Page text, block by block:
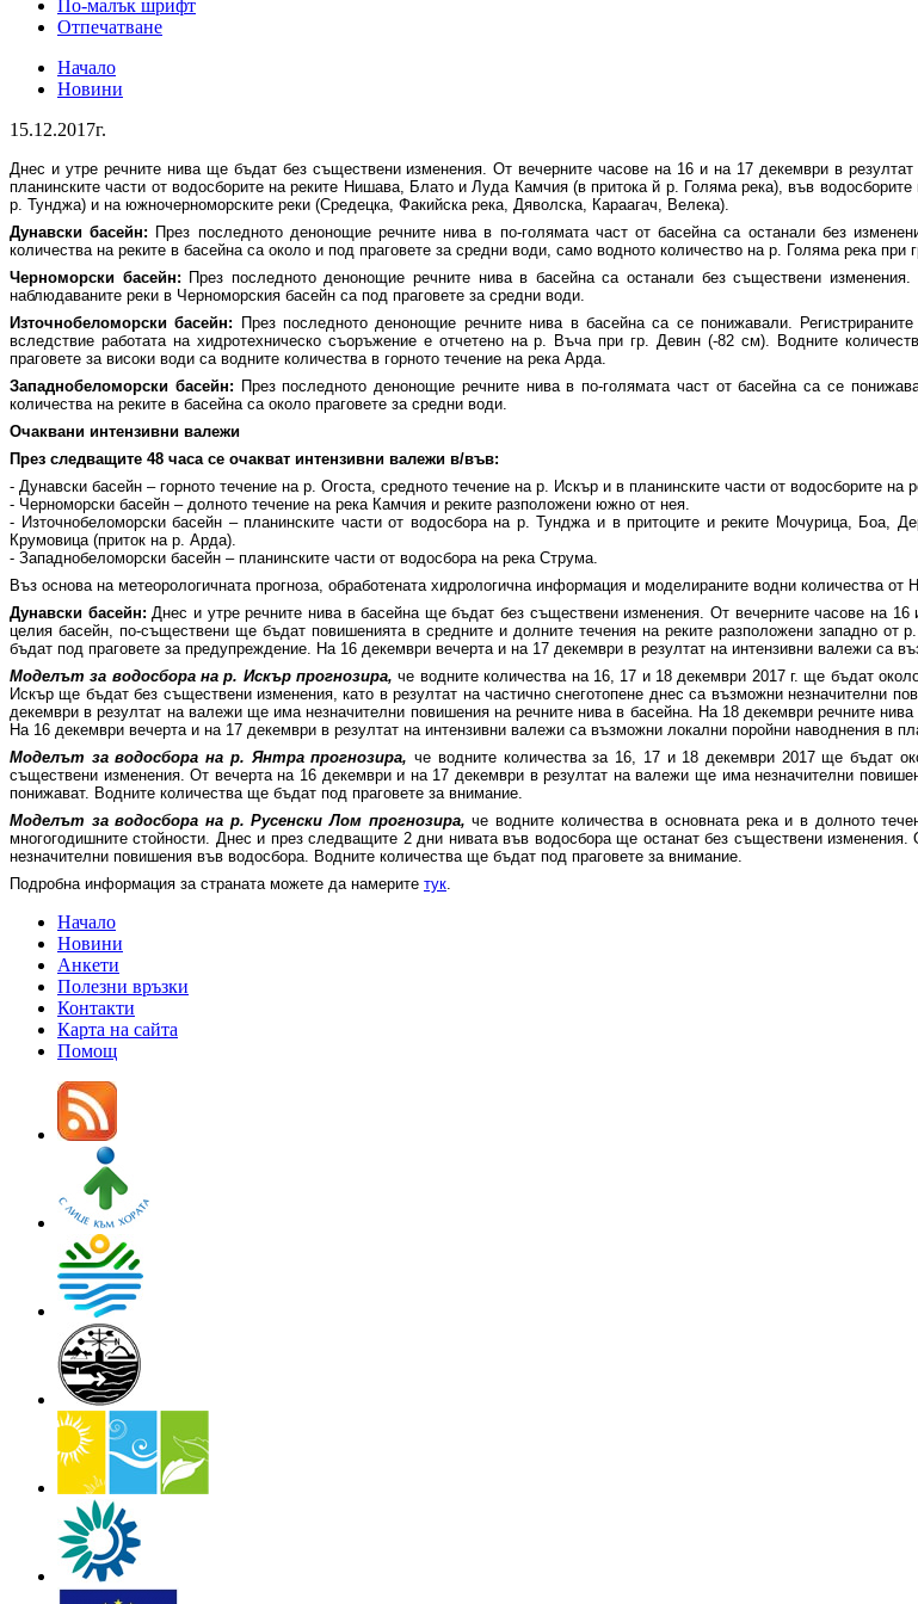
По-малък шрифт
Отпечатване
Начало
Новини
15.12.2017г.
Днес и утре речните нива ще бъдат без съществени изменения. От вечерните часове на 16 и на 17 декември в
планинските части от водосборите на реките Нишава, Блато и Луда Камчия (в притока й р. Голяма река), във
р. Тунджа) и на южночерноморските реки (Средецка, Факийска река, Дяволска, Караагач, Велека).
Дунавски басейн: През последното денонощие речните нива в по-голямата част от басейна са останали без
количества на реките в басейна са около и под праговете за средни води, само водното количество на р. Голяма река при
Черноморски басейн: През последното денонощие речните нива в басейна са останали без съществени
наблюдаваните реки в Черноморския басейн са под праговете за средни води.
Източнобеломорски басейн: През последното денонощие речните нива в басейна са се понижавали.
вследствие работата на хидротехническо съоръжение е отчетено на р. Въча при гр. Девин (-82 см). Водните
праговете за високи води са водните количества в горното течение на река Арда.
Западнобеломорски басейн: През последното денонощие речните нива в по-голямата част от басейна са се
количества на реките в басейна са около праговете за средни води.
Очаквани интензивни валежи
През следващите 48 часа се очакват интензивни валежи в/във:
- Дунавски басейн – горното течение на р. Огоста, средното течение на р. Искър и в планинските части от водосборите на
- Черноморски басейн – долното течение на река Камчия и реките разположени южно от нея.
- Източнобеломорски басейн – планинските части от водосбора на р. Тунджа и в притоците и реките Мочурица, Боа,
Крумовица (приток на р. Арда).
- Западнобеломорски басейн – планинските части от водосбора на река Струма.
Въз основа на метеорологичната прогноза, обработената хидрологична информация и моделираните водни количества
Дунавски басейн: Днес и утре речните нива в басейна ще бъдат без съществени изменения. От вечерните часове на
целия басейн, по-съществени ще бъдат повишенията в средните и долните течения на реките разположени западно
бъдат под праговете за предупреждение. На 16 декември вечерта и на 17 декември в резултат на интензивни валежи са
Моделът за водосбора на р. Искър прогнозира, че водните количества на 16, 17 и 18 декември 2017 г. ще бъдат
Искър ще бъдат без съществени изменения, като в резултат на частично снеготопене днес са възможни незначителни
декември в резултат на валежи ще има незначителни повишения на речните нива в басейна. На 18 декември речните
На 16 декември вечерта и на 17 декември в резултат на интензивни валежи са възможни локални поройни наводнения в
Моделът за водосбора на р. Янтра прогнозира, че водните количества за 16, 17 и 18 декември 2017 ще бъдат
съществени изменения. От вечерта на 16 декември и на 17 декември в резултат на валежи ще има незначителни
понижават. Водните количества ще бъдат под праговете за внимание.
Моделът за водосбора на р. Русенски Лом прогнозира, че водните количества в основната река и в долното
многогодишните стойности. Днес и през следващите 2 дни нивата във водосбора ще останат без съществени
незначителни повишения във водосбора. Водните количества ще бъдат под праговете за внимание.
Подробна информация за страната можете да намерите тук
Начало
Новини
Анкети
Полезни връзки
Контакти
Карта на сайта
Помощ